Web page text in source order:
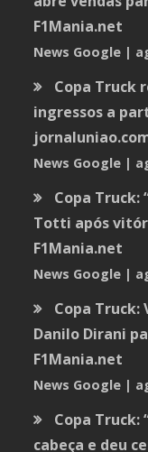
F1Mania.net
News Google
Copa Truck
ingressos a
News Google
Copa Truck:
Totti após
F1Mania.net
News Google
Copa Truck:
Danilo Dirani
F1Mania.net
News Google
Copa Truck:
cabeça e deu